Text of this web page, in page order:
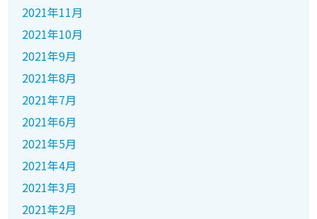
2021年11月
2021年10月
2021年9月
2021年8月
2021年7月
2021年6月
2021年5月
2021年4月
2021年3月
2021年2月